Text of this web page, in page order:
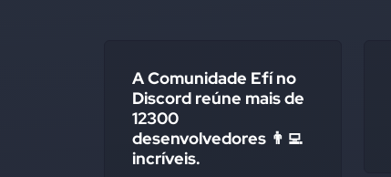
A Comunidade Efí no
Discord reúne mais de
12300
desenvolvedores 👨‍💻
incríveis.